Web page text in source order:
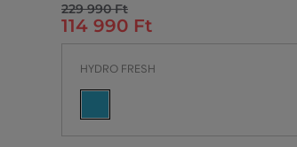
229 990 Ft
114 990 Ft
HYDRO FRESH